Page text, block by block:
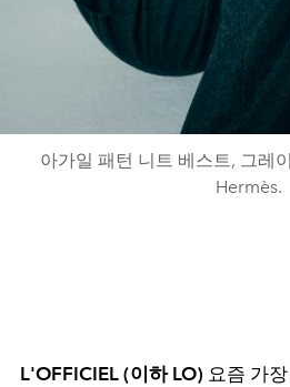
아가일 패턴 니트 베스트, 그레
Hermès.
L'OFFICIEL (이하 LO) 요즘 가